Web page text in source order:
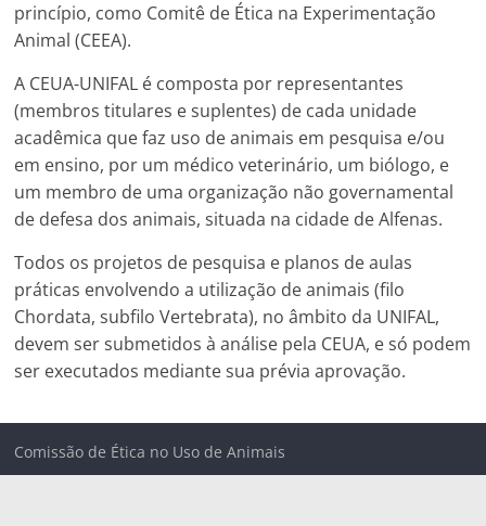
princípio, como Comitê de Ética na Experimentação
Animal (CEEA).
A CEUA-UNIFAL é composta por representantes
(membros titulares e suplentes) de cada unidade
acadêmica que faz uso de animais em pesquisa e/ou
em ensino, por um médico veterinário, um biólogo, e
um membro de uma organização não governamental
de defesa dos animais, situada na cidade de Alfenas.
Todos os projetos de pesquisa e planos de aulas
práticas envolvendo a utilização de animais (filo
Chordata, subfilo Vertebrata), no âmbito da UNIFAL,
devem ser submetidos à análise pela CEUA, e só podem
ser executados mediante sua prévia aprovação.
Comissão de Ética no Uso de Animais